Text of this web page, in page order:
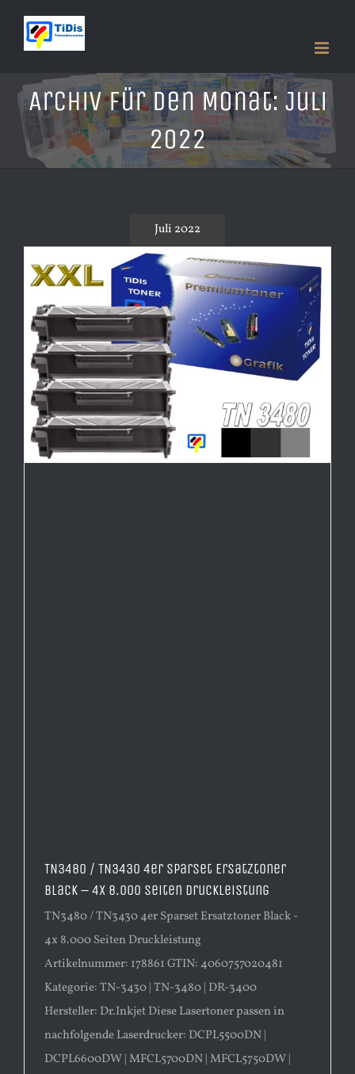
Inhalt
Archiv für den Monat: Juli
2022
Juli 2022
TN3480 / TN3430 4er Sparset Ersatztoner
Black – 4x 8.000 Seiten Druckleistung
TN3480 / TN3430 4er Sparset Ersatztoner Black -
4x 8.000 Seiten Druckleistung
Artikelnummer: 178861 GTIN: 4060757020481
Kategorie: TN-3430 | TN-3480 | DR-3400
Hersteller: Dr.Inkjet Diese Lasertoner passen in
nachfolgende Laserdrucker: DCPL5500DN |
DCPL6600DW | MFCL5700DN | MFCL5750DW |